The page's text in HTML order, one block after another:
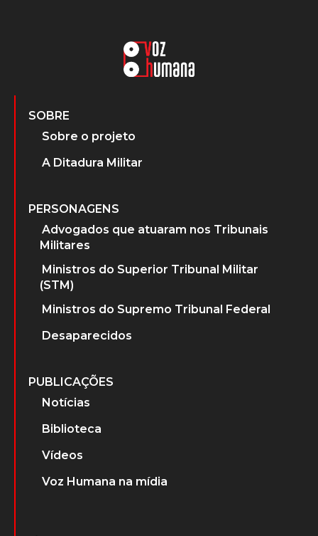
SOBRE
Sobre o projeto
A Ditadura Militar
PERSONAGENS
Advogados que atuaram nos Tribunais
Militares
Ministros do Superior Tribunal Militar
(STM)
Ministros do Supremo Tribunal Federal
Desaparecidos
PUBLICAÇÕES
Notícias
Biblioteca
Vídeos
Voz Humana na mídia